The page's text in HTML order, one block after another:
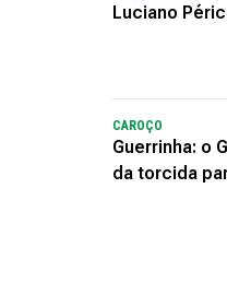
Luciano
CAROÇO
Guerrinha: o
da torcida